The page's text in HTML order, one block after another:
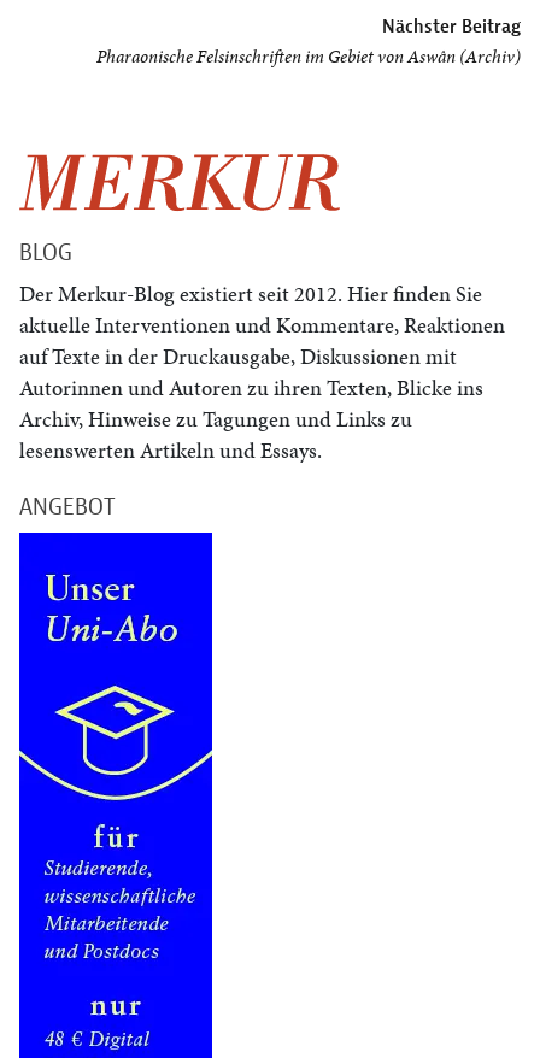
Nächster Beitrag
Pharaonische Felsinschriften im Gebiet von Aswân (Archiv)
BLOG
Der Merkur-Blog existiert seit 2012. Hier finden Sie
aktuelle Interventionen und Kommentare, Reaktionen
auf Texte in der Druckausgabe, Diskussionen mit
Autorinnen und Autoren zu ihren Texten, Blicke ins
Archiv, Hinweise zu Tagungen und Links zu
lesenswerten Artikeln und Essays.
ANGEBOT